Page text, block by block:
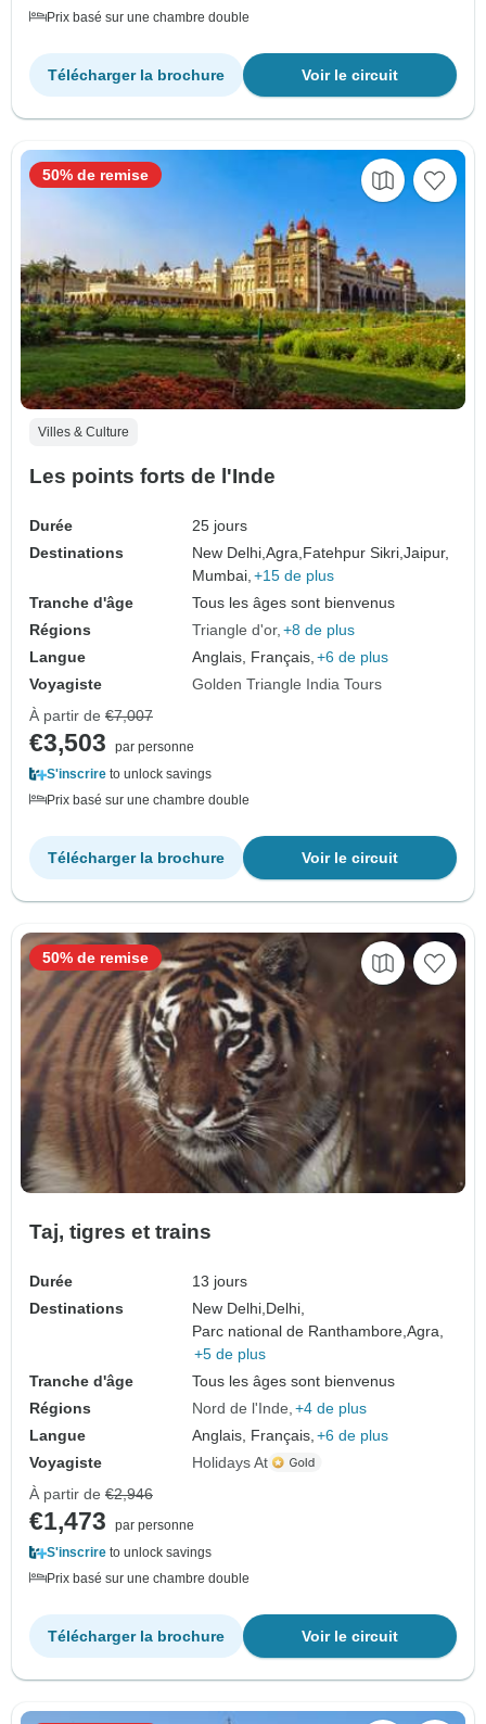
Prix basé sur une chambre double
Voir le circuit
Télécharger la brochure
Villes & Culture
Les points forts de l'Inde
Durée
25 jours
Destinations
New Delhi,Agra,Fatehpur Sikri,Jaipur,
Mumbai, +15 de plus
Tranche d'âge
Tous les âges sont bienvenus
Régions
Triangle d'or +8 de plus
Langue
Anglais, Français, +6 de plus
Voyagiste
Golden Triangle India Tours
50% de remise
À partir de €7,007
€3,503
par personne
S'inscrire to unlock savings
Prix basé sur une chambre double
Voir le circuit
Télécharger la brochure
Taj, tigres et trains
Durée
13 jours
Destinations
New Delhi, Delhi,
Parc national de Ranthambore,Agra,
+5 de plus
Tranche d'âge
Tous les âges sont bienvenus
Régions
Nord de l'Inde +4 de plus
Langue
Anglais, Français, +6 de plus
Voyagiste
Holidays At
50% de remise
À partir de €2,946
€1,473
par personne
S'inscrire to unlock savings
Prix basé sur une chambre double
Voir le circuit
Télécharger la brochure